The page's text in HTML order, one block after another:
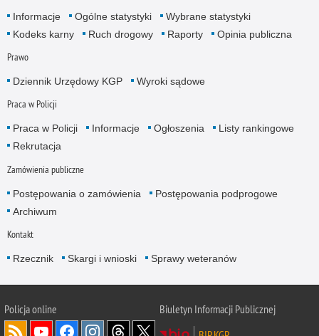
Informacje Ogólne statystyki
Wybrane statystyki
Kodeks karny
Ruch drogowy Raporty Opinia publiczna
Prawo
Dziennik Urzędowy KGP Wyroki sądowe
Praca w Policji
Praca w Policji Informacje Ogłoszenia
Listy rankingowe
Rekrutacja
Zamówienia publiczne
Postępowania o zamówienia
Postępowania podprogowe
Archiwum
Kontakt
Rzecznik Skargi i wnioski Sprawy weteranów
Policjaonline
Biuletyn Informacji Publicznej